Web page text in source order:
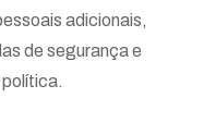
adicionais,
de segurança e